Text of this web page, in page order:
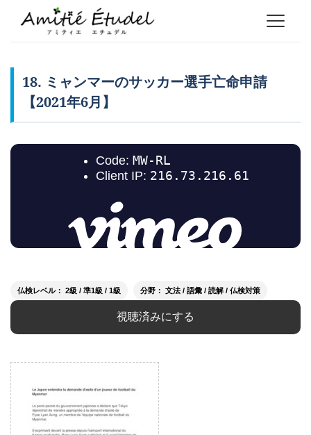
18. ミャンマーのサッカー選手亡命申請
【2021年6月】
仏検レベル： 2級 / 準1級 / 1級 分野： 文法 / 語彙 / 読解 / 仏検対策
視聴済みにする